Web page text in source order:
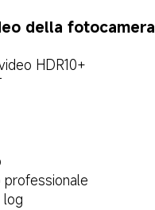
della fotocamera
HDR10+
professionale
log